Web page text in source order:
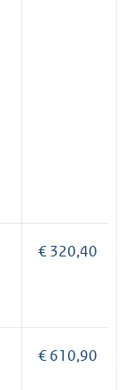
€ 320,40
€ 610,90